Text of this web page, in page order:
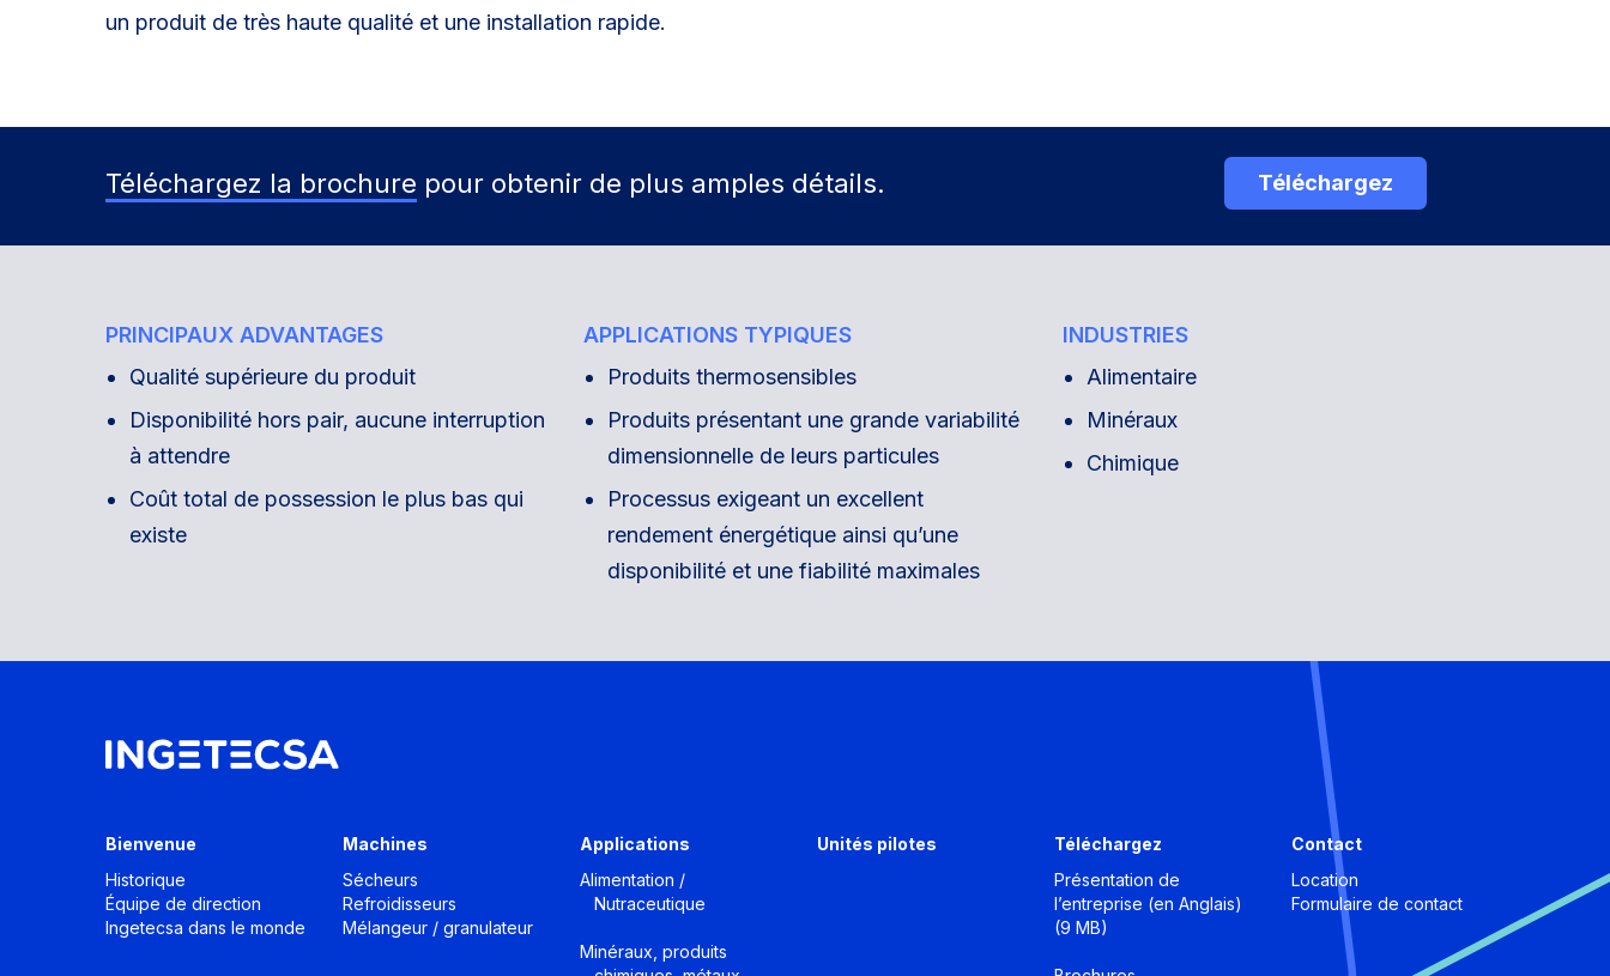
un produit de très haute qualité et une installation rapide.
Téléchargez la brochure pour obtenir de plus amples détails. Téléchargez
PRINCIPAUX ADVANTAGES
Qualité supérieure du produit
Disponibilité hors pair, aucune interruption
à attendre
Coût total de possession le plus bas qui
existe
APPLICATIONS TYPIQUES
Produits thermosensibles
Produits présentant une grande variabilité
dimensionnelle de leurs particules
Processus exigeant un excellent
rendement énergétique ainsi qu’une
disponibilité et une fiabilité maximales
INDUSTRIES
Alimentaire
Minéraux
Chimique
Bienvenue
Historique
Équipe de direction
Ingetecsa dans le monde
Machines
Sécheurs
Refroidisseurs
Mélangeur / granulateur
Applications
Alimentation /
Nutraceutique
Minéraux, produits
Unités pilotes
Téléchargez
Présentation de
l’entreprise (en Anglais)
(9 MB)
Contact
Location
Formulaire de contact